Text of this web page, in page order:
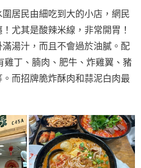
居民由細吃到大的小店，網民
尤其是酸辣米線，非常開胃！
湯汁，而且不會過於油膩。配
雞丁、腩肉、肥牛、炸雞翼、豬
而招牌脆炸酥肉和蒜泥白肉最